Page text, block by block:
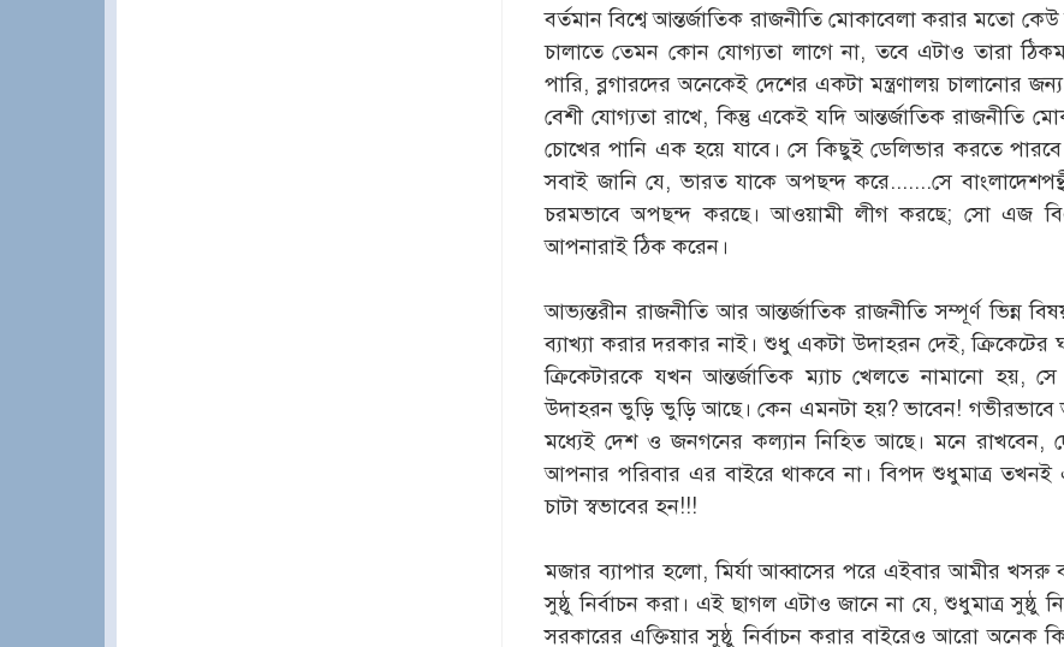
বর্তমান বিশ্বে আন্তর্জাতিক রাজনীতি মোকাবেলা করার মতো
চালাতে তেমন কোন যোগ্যতা লাগে না, তবে এটাও তারা
পারি, ব্লগারদের অনেকেই দেশের একটা মন্ত্রণালয় চালানোর
বেশী যোগ্যতা রাখে, কিন্তু একেই যদি আন্তর্জাতিক রাজনীতি
চোখের পানি এক হয়ে যাবে। সে কিছুই ডেলিভার করতে
সবাই জানি যে, ভারত যাকে অপছন্দ করে.......সে
চরমভাবে অপছন্দ করছে। আওয়ামী লীগ করছে; সো এজ
আপনারাই ঠিক করেন।
আভ্যন্তরীন রাজনীতি আর আন্তর্জাতিক রাজনীতি সম্পূর্ণ ভিন্ন
ব্যাখ্যা করার দরকার নাই। শুধু একটা উদাহরন দেই,
ক্রিকেটারকে যখন আন্তর্জাতিক ম্যাচ খেলতে নামানো হয়,
উদাহরন ভুড়ি ভুড়ি আছে। কেন এমনটা হয়? ভাবেন! গভীরভাবে
মধ্যেই দেশ ও জনগনের কল্যান নিহিত আছে। মনে
আপনার পরিবার এর বাইরে থাকবে না। বিপদ শুধুমাত্র তখনই
চাটা স্বভাবের হন!!!
মজার ব্যাপার হলো, মির্যা আব্বাসের পরে এইবার আমীর খসরু
সুষ্ঠু নির্বাচন করা। এই ছাগল এটাও জানে না যে, শুধুমাত্র সুষ্ঠু
সরকারের এক্তিয়ার সুষ্ঠু নির্বাচন করার বাইরেও আরো অনেক